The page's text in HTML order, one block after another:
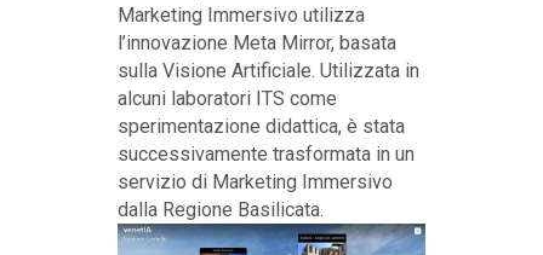
Marketing Immersivo utilizza
l’innovazione Meta Mirror, basata
sulla Visione Artificiale. Utilizzata in
alcuni laboratori ITS come
sperimentazione didattica, è stata
successivamente trasformata in un
servizio di Marketing Immersivo
dalla Regione Basilicata.